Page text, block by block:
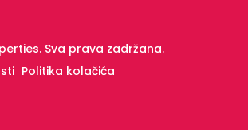
Sva prava zadržana.
Politika kolačića